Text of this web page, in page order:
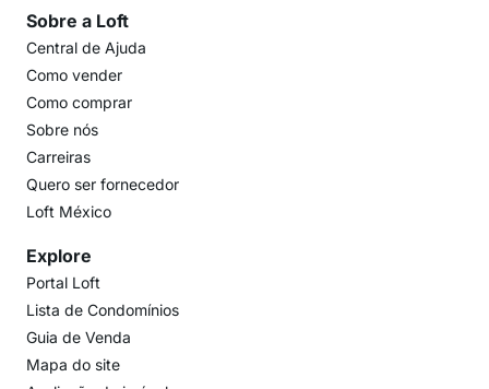
Sobre a Loft
Central de Ajuda
Como vender
Como comprar
Sobre nós
Carreiras
Quero ser fornecedor
Loft México
Explore
Portal Loft
Lista de Condomínios
Guia de Venda
Mapa do site